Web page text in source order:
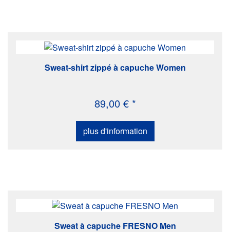
Sweat-shirt zippé à capuche Women
89,00 € *
plus d'information
Sweat à capuche FRESNO Men